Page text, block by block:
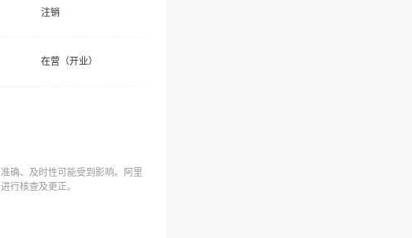
注销
在营（开业）
确、及时性可能受到影响。阿里
行核查及更正。